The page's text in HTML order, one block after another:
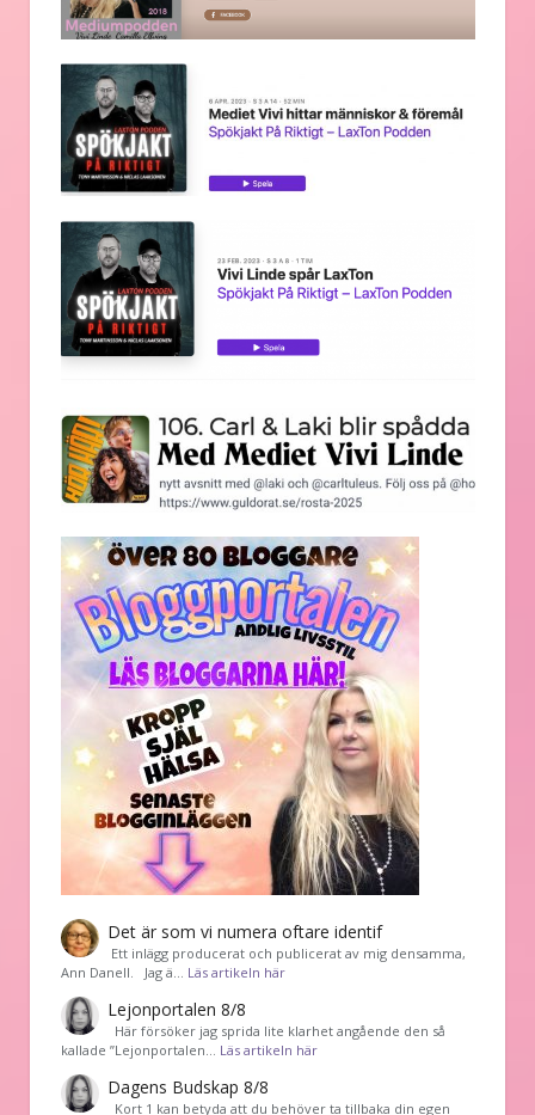
Det är som vi numera oftare identif
͏ Ett inlägg producerat och publicerat av mig densamma,
Ann Danell. Jag ä… Läs artikeln här
Lejonportalen 8/8
Här försöker jag sprida lite klarhet angående den så
kallade ”Lejonportalen… Läs artikeln här
Dagens Budskap 8/8
Kort 1 kan betyda att du behöver ta tillbaka din egen